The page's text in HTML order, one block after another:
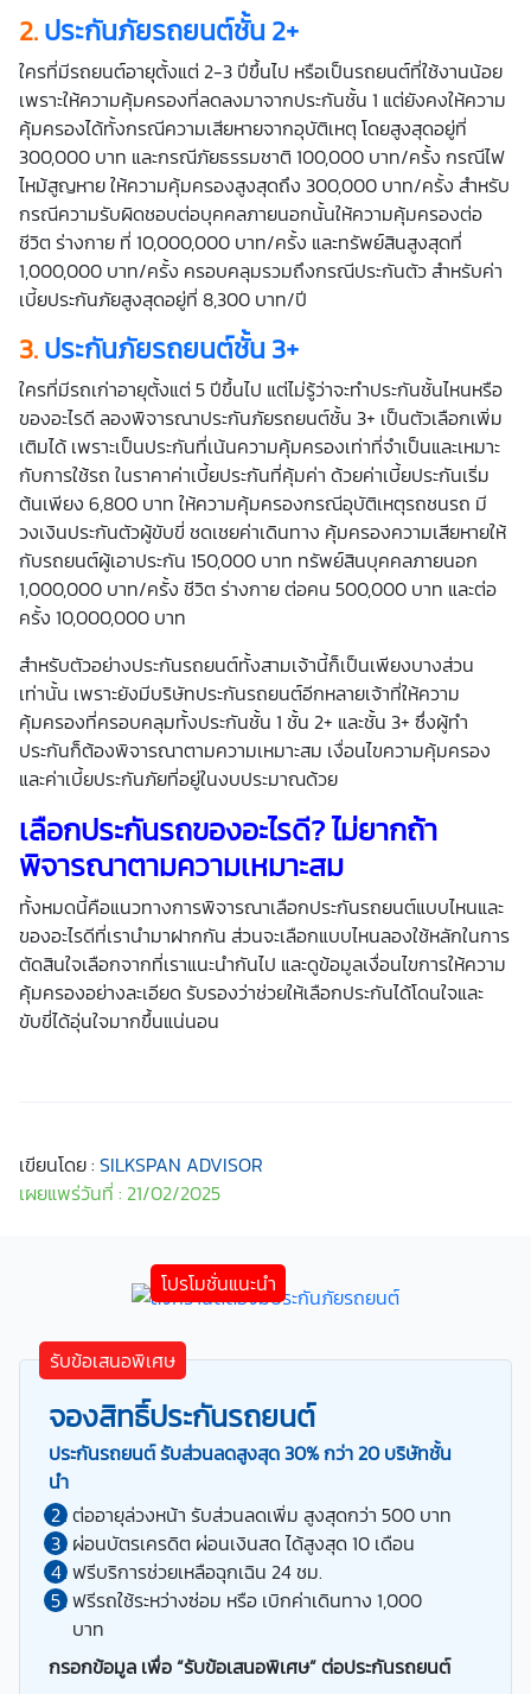
2.ประกันภัยรถยนต์ชั้น 2+
ใครที่มีรถยนต์อายุตั้งแต่ 2-3 ปีขึ้นไป หรือเป็นรถยนต์ที่ใช้งานน้อย
เพราะให้ความคุ้มครองที่ลดลงมาจากประกันชั้น 1 แต่ยังคงให้ความ
คุ้มครองได้ทั้งกรณีความเสียหายจากอุบัติเหตุ โดยสูงสุดอยู่ที่
300,000 บาท และกรณีภัยธรรมชาติ 100,000 บาท/ครั้ง กรณีไฟ
ไหม้สูญหาย ให้ความคุ้มครองสูงสุดถึง 300,000 บาท/ครั้ง สำหรับ
กรณีความรับผิดชอบต่อบุคคลภายนอกนั้นให้ความคุ้มครองต่อ
ชีวิต ร่างกาย ที่ 10,000,000 บาท/ครั้ง และทรัพย์สินสูงสุดที่
1,000,000 บาท/ครั้ง ครอบคลุมรวมถึงกรณีประกันตัว สำหรับค่า
เบี้ยประกันภัยสูงสุดอยู่ที่ 8,300 บาท/ปี
3.ประกันภัยรถยนต์ชั้น 3+
ใครที่มีรถเก่าอายุตั้งแต่ 5 ปีขึ้นไป แต่ไม่รู้ว่าจะทำประกันชั้นไหนหรือ
ของอะไรดี ลองพิจารณาประกันภัยรถยนต์ชั้น 3+ เป็นตัวเลือกเพิ่ม
เติมได้ เพราะเป็นประกันที่เน้นความคุ้มครองเท่าที่จำเป็นและเหมาะ
กับการใช้รถ ในราคาค่าเบี้ยประกันที่คุ้มค่า ด้วยค่าเบี้ยประกันเริ่ม
ต้นเพียง 6,800 บาท ให้ความคุ้มครองกรณีอุบัติเหตุรถชนรถ มี
วงเงินประกันตัวผู้ขับขี่ ชดเชยค่าเดินทาง คุ้มครองความเสียหายให้
กับรถยนต์ผู้เอาประกัน 150,000 บาท ทรัพย์สินบุคคลภายนอก
1,000,000 บาท/ครั้ง ชีวิต ร่างกาย ต่อคน 500,000 บาท และต่อ
ครั้ง 10,000,000 บาท
สำหรับตัวอย่างประกันรถยนต์ทั้งสามเจ้านี้ก็เป็นเพียงบางส่วน
เท่านั้น เพราะยังมีบริษัทประกันรถยนต์อีกหลายเจ้าที่ให้ความ
คุ้มครองที่ครอบคลุมทั้งประกันชั้น 1 ชั้น 2+ และชั้น 3+ ซึ่งผู้ทำ
ประกันก็ต้องพิจารณาตามความเหมาะสม เงื่อนไขความคุ้มครอง
และค่าเบี้ยประกันภัยที่อยู่ในงบประมาณด้วย
เลือกประกันรถของอะไรดี?ไม่ยากถ้า
พิจารณาตามความเหมาะสม
ทั้งหมดนี้คือแนวทางการพิจารณาเลือกประกันรถยนต์แบบไหนและ
ของอะไรดีที่เรานำมาฝากกัน ส่วนจะเลือกแบบไหนลองใช้หลักในการ
ตัดสินใจเลือกจากที่เราแนะนำกันไป และดูข้อมูลเงื่อนไขการให้ความ
คุ้มครองอย่างละเอียด รับรองว่าช่วยให้เลือกประกันได้โดนใจและ
ขับขี่ได้อุ่นใจมากขึ้นแน่นอน
เขียนโดย : SILKSPAN ADVISOR
เผยแพร่วันที่ : 21/02/2025
รับข้อเสนอพิเศษ
จองสิทธิ์ประกันรถยนต์
ประกันรถยนต์ รับส่วนลดสูงสุด 30% กว่า 20 บริษัทชั้น
นำ
ต่ออายุล่วงหน้า รับส่วนลดเพิ่ม สูงสุดกว่า 500 บาท
ผ่อนบัตรเครดิต ผ่อนเงินสด ได้สูงสุด 10 เดือน
ฟรีบริการช่วยเหลือฉุกเฉิน 24 ชม.
ฟรีรถใช้ระหว่างซ่อม หรือ เบิกค่าเดินทาง 1,000
บาท
กรอกข้อมูล เพื่อ “รับข้อเสนอพิเศษ” ต่อประกันรถยนต์